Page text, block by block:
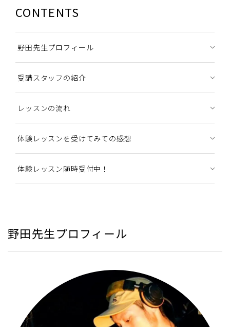
CONTENTS
野田先生プロフィール
受講スタッフの紹介
レッスンの流れ
体験レッスンを受けてみての感想
体験レッスン随時受付中！
野田先生プロフィール